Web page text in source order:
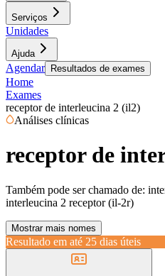
Serviços
Unidades
Ajuda
Agendar Resultados de exames
Home
Exames
receptor de interleucina 2 (il2)
Análises clínicas
receptor de
Também pode ser chamado de:
interleucina 2 receptor (il-2r)
Mostrar mais nomes
Resultado em até 25 dias úteis